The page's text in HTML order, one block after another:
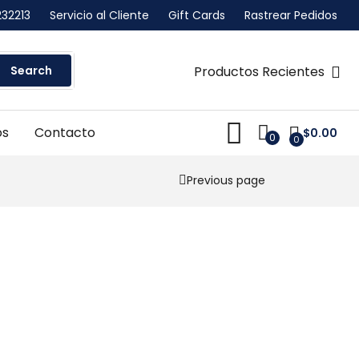
Servicio al Cliente Gift Cards Rastrear Pedidos
Search Productos Recientes
Contacto 0 0 $0.00
Previous page